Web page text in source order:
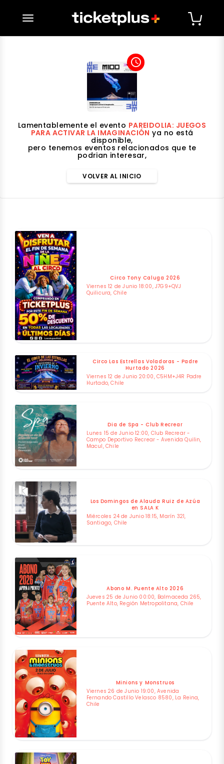
desplegar navegación
access_time
Lamentablemente el evento PAREIDOLIA: JUEGOS
PARA ACTIVAR LA IMAGINACIÓN ya no está
disponible,
pero tenemos eventos relacionados que te
podrian interesar,
VOLVER AL INICIO
Circo Tony Caluga 2026
Viernes 12 de Junio 18:00, J7G9+QVJ
Quilicura, Chile
Circo Las Estrellas Voladoras - Padre
Hurtado 2026
Viernes 12 de Junio 20:00, C5HM+J4R Padre
Hurtado, Chile
Dia de Spa - Club Recrear
Lunes 15 de Junio 12:00, Club Recrear -
Campo Deportivo Recrear - Avenida Quilin,
Macul, Chile
Los Domingos de Alauda Ruiz de Azúa
en SALA K
Miércoles 24 de Junio 18:15, Marín 321,
Santiago, Chile
Abono M. Puente Alto 2026
Jueves 25 de Junio 00:00, Balmaceda 265,
Puente Alto, Región Metropolitana, Chile
Minions y Monstruos
Viernes 26 de Junio 19:00, Avenida
Fernando Castillo Velasco 8580, La Reina,
Chile